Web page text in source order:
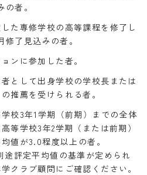
者。
た専修学校の高等課程を修了し
修了見込みの者。
ンに参加した者。
として出身学校の学校長または
推薦を受けられる者。
校3年1学期（前期）までの全体
等学校3年2学期（または前期）
値が3.0程度以上の者。
評定平均値の基準が定められ
クラブ顧問にご確認ください。